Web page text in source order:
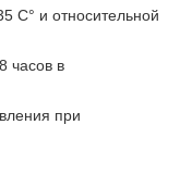
С° и относительной
часов в
при